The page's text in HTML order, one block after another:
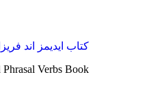
کتاب ایدیمز اند
Phrasal Verbs Book